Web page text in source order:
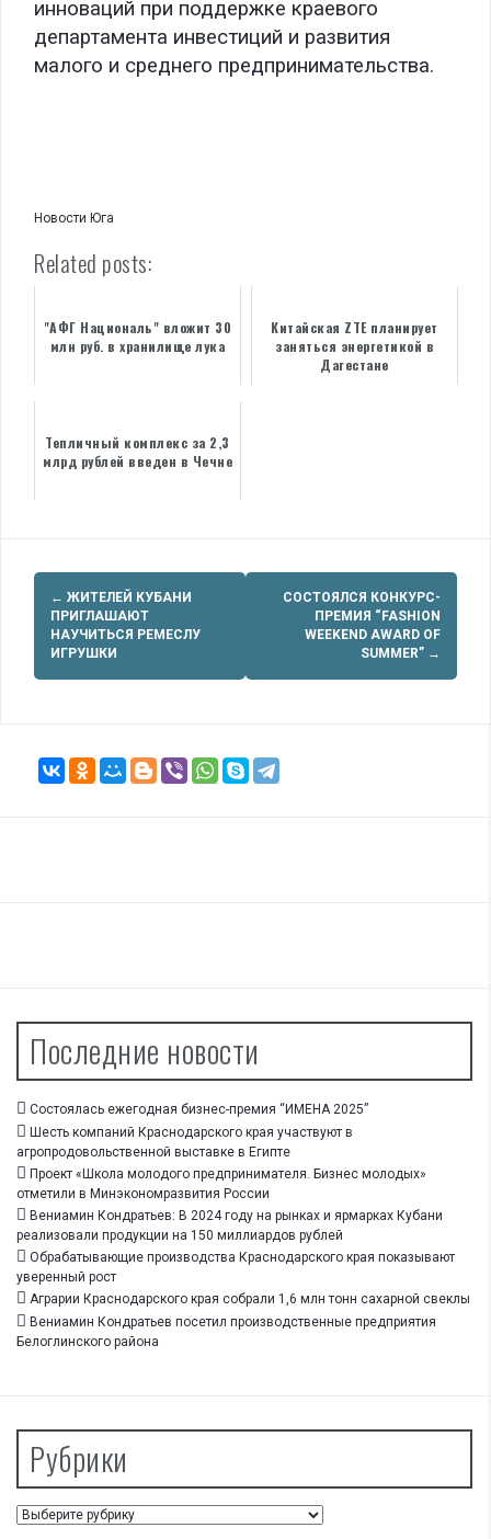
инноваций при поддержке краевого
департамента инвестиций и развития
малого и среднего предпринимательства.
Новости Юга
Related posts:
"АФГ Националь" вложит 30
млн руб. в хранилище лука
Китайская ZTE планирует
заняться энергетикой в
Дагестане
Тепличный комплекс за 2,3
млрд рублей введен в Чечне
Навигация
по
записям
← ЖИТЕЛЕЙ КУБАНИ
ПРИГЛАШАЮТ
НАУЧИТЬСЯ РЕМЕСЛУ
ИГРУШКИ
СОСТОЯЛСЯ КОНКУРС-
ПРЕМИЯ “FASHION
WEEKEND AWARD OF
SUMMER” →
Последние новости
Состоялась ежегодная бизнес-премия “ИМЕНА 2025”
Шесть компаний Краснодарского края участвуют в
агропродовольственной выставке в Египте
Проект «Школа молодого предпринимателя. Бизнес молодых»
отметили в Минэкономразвития России
Вениамин Кондратьев: В 2024 году на рынках и ярмарках Кубани
реализовали продукции на 150 миллиардов рублей
Обрабатывающие производства Краснодарского края показывают
уверенный рост
Аграрии Краснодарского края собрали 1,6 млн тонн сахарной свеклы
Вениамин Кондратьев посетил производственные предприятия
Белоглинского района
Рубрики
Рубрики